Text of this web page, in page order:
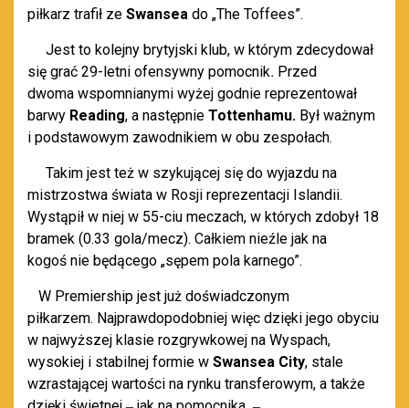
piłkarz trafł ze Swansea do „The Toffees”.
Jest to kolejny brytyjski klub, w którym zdecydował
się grać 29-letni ofensywny pomocnik. Przed
dwoma wspomnianymi wyżej godnie reprezentował
barwy Reading, a następnie Tottenhamu. Był ważnym
i podstawowym zawodnikiem w obu zespołach.
Takim jest też w szykującej się do wyjazdu na
mistrzostwa świata w Rosji reprezentacji Islandii.
Wystąpił w niej w 55-ciu meczach, w których zdobył 18
bramek (0.33 gola/mecz). Całkiem nieźle jak na
kogoś nie będącego „sępem pola karnego”.
W Premiership jest już doświadczonym
piłkarzem. Najprawdopodobniej więc dzięki jego obyciu
w najwyższej klasie rozgrywkowej na Wyspach,
wysokiej i stabilnej formie w Swansea City, stale
wzrastającej wartości na rynku transferowym, a także